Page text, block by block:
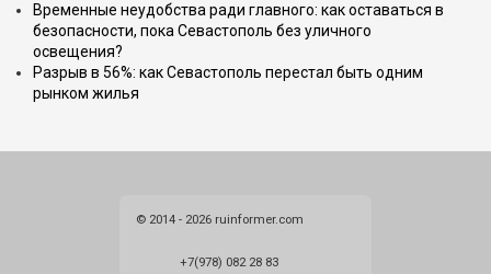
Временные неудобства ради главного: как оставаться в
безопасности, пока Севастополь без уличного
освещения?
Разрыв в 56%: как Севастополь перестал быть одним
рынком жилья
© 2014 - 2026 ruinformer.com
+7(978) 082 28 83